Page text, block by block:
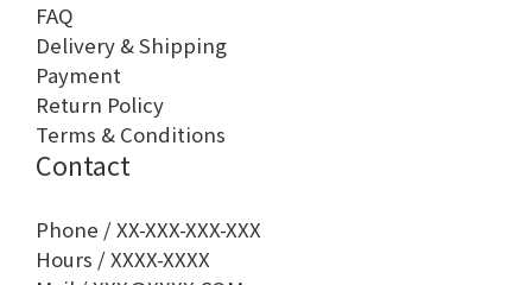
FAQ
Delivery & Shipping
Payment
Return Policy
Terms & Conditions
Contact
Phone / XX-XXX-XXX-XXX
Hours / XXXX-XXXX